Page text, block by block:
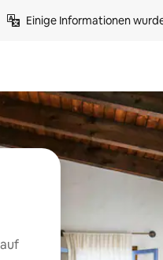
Einige Informationen